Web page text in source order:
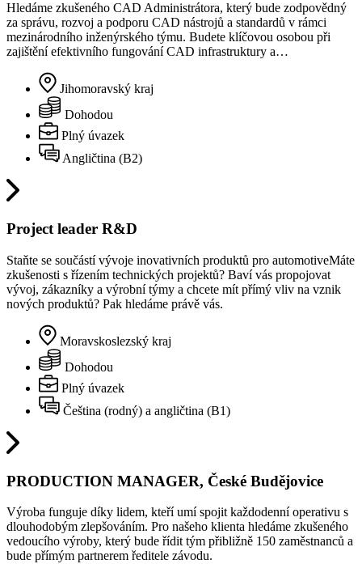
Hledáme zkušeného CAD Administrátora, který bude zodpovědný
za správu, rozvoj a podporu CAD nástrojů a standardů v rámci
mezinárodního inženýrského týmu. Budete klíčovou osobou při
zajištění efektivního fungování CAD infrastruktury a…
Jihomoravský kraj
Dohodou
Plný úvazek
Angličtina (B2)
Project leader R&D
Staňte se součástí vývoje inovativních produktů pro automotiveMáte
zkušenosti s řízením technických projektů? Baví vás propojovat
vývoj, zákazníky a výrobní týmy a chcete mít přímý vliv na vznik
nových produktů? Pak hledáme právě vás.
Moravskoslezský kraj
Dohodou
Plný úvazek
Čeština (rodný) a angličtina (B1)
PRODUCTION MANAGER, České Budějovice
Výroba funguje díky lidem, kteří umí spojit každodenní operativu s
dlouhodobým zlepšováním. Pro našeho klienta hledáme zkušeného
vedoucího výroby, který bude řídit tým přibližně 150 zaměstnanců a
bude přímým partnerem ředitele závodu.